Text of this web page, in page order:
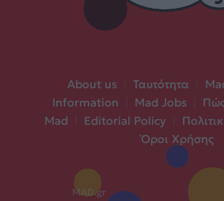
About us Ταυτότητα
Information
Mad Jobs
Mad
Editorial Policy
Όροι Χρήσης
MAD.gr